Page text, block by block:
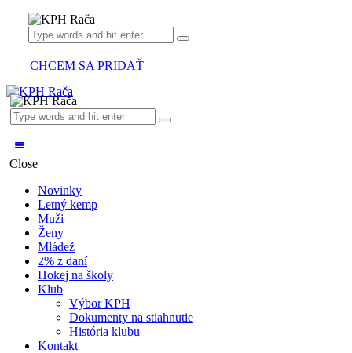
CHCEM SA PRIDAŤ
Close
Novinky
Letný kemp
Muži
Ženy
Mládež
2% z daní
Hokej na školy
Klub
Výbor KPH
Dokumenty na stiahnutie
História klubu
Kontakt